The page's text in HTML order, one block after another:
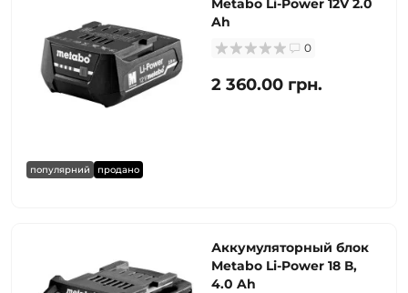
популярний продано
Metabo Li-Power 12V 2.0
Ah
0
2 360.00 грн.
Аккумуляторный блок
Metabo Li-Power 18 В,
4.0 Ah